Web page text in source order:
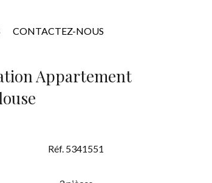
CONTACTEZ-NOUS
Appartement
Réf. 5341551